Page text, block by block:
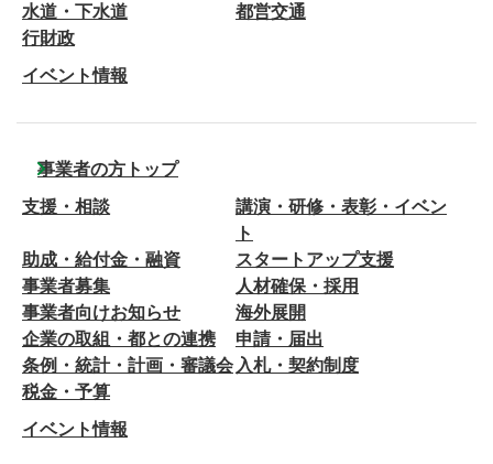
水道・下水道
都営交通
行財政
イベント情報
事業者の方トップ
支援・相談
講演・研修・表彰・イベン
ト
助成・給付金・融資
スタートアップ支援
事業者募集
人材確保・採用
事業者向けお知らせ
海外展開
企業の取組・都との連携
申請・届出
条例・統計・計画・審議会 入札・契約制度
税金・予算
イベント情報